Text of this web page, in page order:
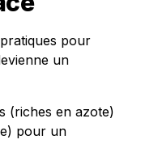
pour
un
(riches en azote)
pour un